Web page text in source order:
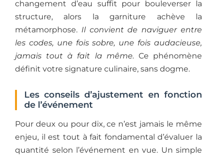
changement d’eau suffit pour bouleverser la
structure, alors la garniture achève la
métamorphose. Il convient de naviguer entre
les codes, une fois sobre, une fois audacieuse,
jamais tout à fait la même. Ce phénomène
définit votre signature culinaire, sans dogme.
Les conseils d’ajustement en fonction
de l’événement
Pour deux ou pour dix, ce n’est jamais le même
enjeu, il est tout à fait fondamental d’évaluer la
quantité selon l’événement en vue. Un simple